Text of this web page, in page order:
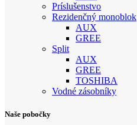
Príslušenstvo
Rezidenčný monoblok
AUX
GREE
Split
AUX
GREE
TOSHIBA
Vodné zásobníky
Naše pobočky